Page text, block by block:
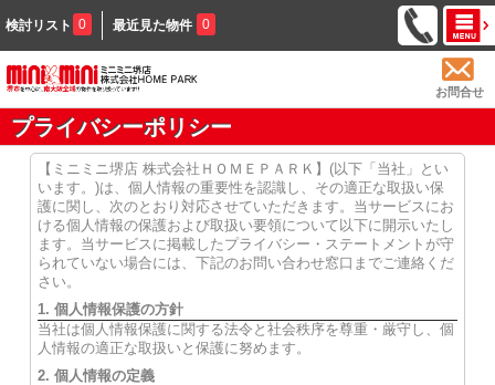
検討リスト 0 最近見た物件 0
お問合せ
プライバシーポリシー
【ミニミニ堺店 株式会社ＨＯＭＥＰＡＲＫ】(以下「当社」とい
います。)は、個人情報の重要性を認識し、その適正な取扱い保
護に関し、次のとおり対応させていただきます。当サービスにお
ける個人情報の保護および取扱い要領について以下に開示いたし
ます。当サービスに掲載したプライバシー・ステートメントが守
られていない場合には、下記のお問い合わせ窓口までご連絡くだ
さい。
1. 個人情報保護の方針
当社は個人情報保護に関する法令と社会秩序を尊重・厳守し、個
人情報の適正な取扱いと保護に努めます。
2. 個人情報の定義